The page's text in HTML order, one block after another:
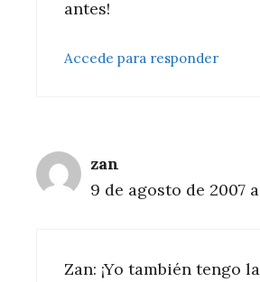
antes!
Accede para responder
zan
9 de agosto de 2007
Zan: ¡Yo también tengo la